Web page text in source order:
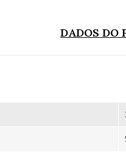
DADOS DO